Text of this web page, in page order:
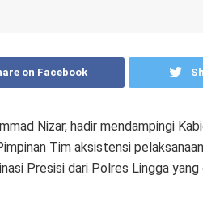
on Facebook
Nizar, hadir mendampingi
Tim aksistensi
Presisi dari Polres Lingga